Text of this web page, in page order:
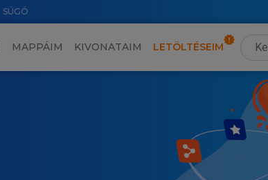
SÚGÓ
MAPPÁIM KIVONATAIM LETÖLTÉSEIM